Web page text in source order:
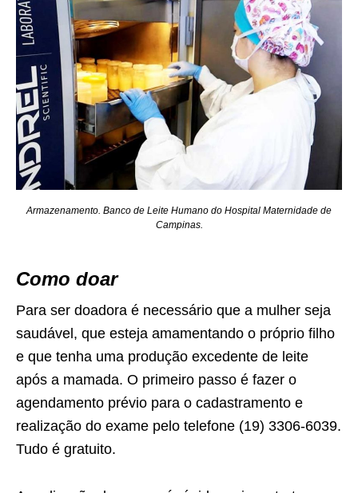
Armazenamento. Banco de Leite Humano do Hospital Maternidade de
Campinas.
Como doar
Para ser doadora é necessário que a mulher seja
saudável, que esteja amamentando o próprio filho
e que tenha uma produção excedente de leite
após a mamada. O primeiro passo é fazer o
agendamento prévio para o cadastramento e
realização do exame pelo telefone (19) 3306-6039.
Tudo é gratuito.